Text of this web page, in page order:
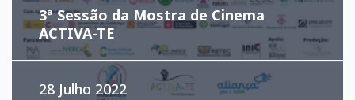
3ª Sessão da Mostra de Cinema
ACTIVA-TE
28 Julho 2022